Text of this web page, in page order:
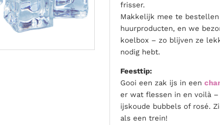
frisser.
Makkelijk mee te
huurproducten, en we
koelbox – zo blijven ze
nodig hebt.
Feesttip:
Gooi een zak ijs in een
er wat flessen in en voilà
ijskoude bubbels of rosé.
als een trein!